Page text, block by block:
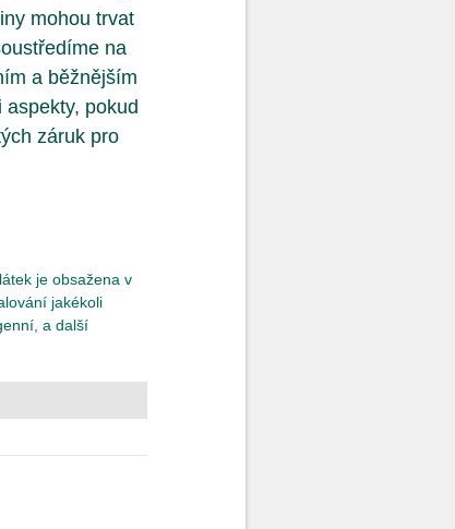
mohou trvat
na
a běžnějším
pokud
záruk pro
je obsažena v
jakékoli
a další